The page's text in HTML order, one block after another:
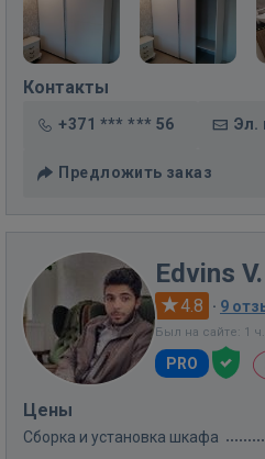
Контакты
+371 *** *** 56 Эл.
Предложить заказ
Edvins V.
4.8 · 9
Был на сайте: 1
PRO
Цены
Сборка и установка шкафа